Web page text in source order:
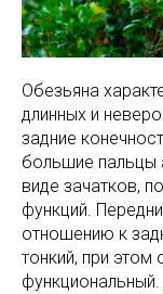
Обезьяна
длинных и
задние
большие пальцы
виде зачатков,
функций.
отношению к
тонкий, при этом